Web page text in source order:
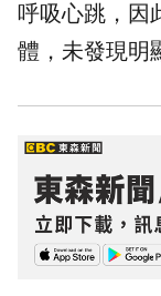
呼吸心跳，因
體，未發現明